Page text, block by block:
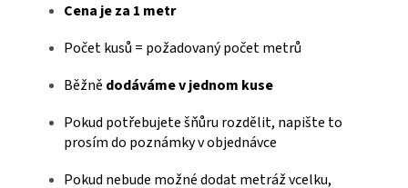
Cena je za 1 metr
Počet kusů = požadovaný počet metrů
Běžně dodáváme v jednom kuse
Pokud potřebujete šňůru rozdělit, napište to
prosím do poznámky v objednávce
Pokud nebude možné dodat metráž vcelku,